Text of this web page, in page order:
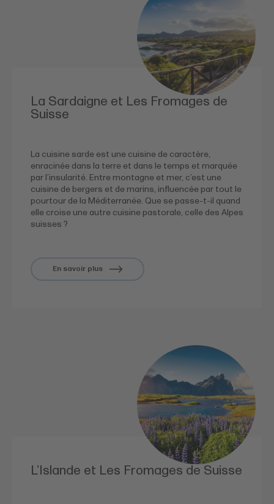
La Sardaigne et Les Fromages de
Suisse
La cuisine sarde est une cuisine de caractère,
enracinée dans la terre et dans le temps et marquée
par l’insularité. Entre montagne et mer, c’est une
cuisine de bergers et de marins, influencée par tout le
pourtour de la Méditerranée. Que se passe-t-il quand
elle croise une autre cuisine pastorale, celle des Alpes
suisses ?
En savoir plus
L’Islande et Les Fromages de Suisse